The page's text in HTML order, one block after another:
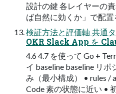
設計の鍵 各レイヤーの
ば自然に効くか」で配置
検証方法と評価軸 共通
OKR Slack App を
4.6 4.7 を使って Go +
イ baseline baseline リポ
み（最小構成） • rules /
Code 素の状態に近い •